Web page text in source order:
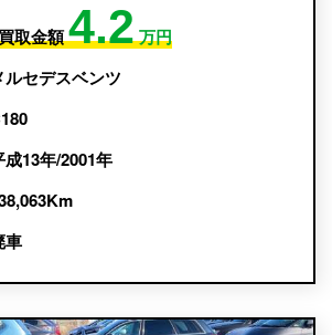
取金額4.2万円
ルセデスベンツ
成13年/2001年
車